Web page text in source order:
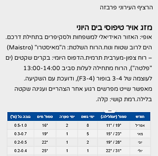
הרציף העירוני פרבזה
מזג אויר טיפוסי בים היוני
​אופי: האזור האידיאלי למשפחות ולסקיפרים בתחילת דרכם.
הים לרוב שטוח ונוח.הרוח השלטת: ה"מאיסטרו" (Maistro)
– רוח צפון-מערבית תרמית.הדפוס היומי: בקרים שקטים (ים
"פלטה"), הרוח מתחילה לעלות סביב 13:00-14:00
לעוצמה של 3-4 בופור (F3-4), ודועכת עם השקיעה.
מאפשר שייט מפרשים רגוע אחר הצהריים ועגינה שקטה
בלילה.רמת קושי: קלה.